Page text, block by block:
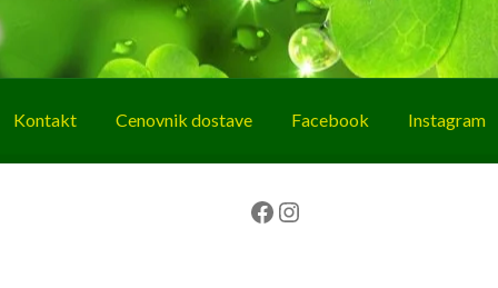
Kontakt Cenovnik dostave Facebook Instagram
Facebook Instagram